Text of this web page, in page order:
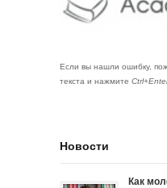
Если вы нашли ошибку,
текста и нажмите
Новости
Как